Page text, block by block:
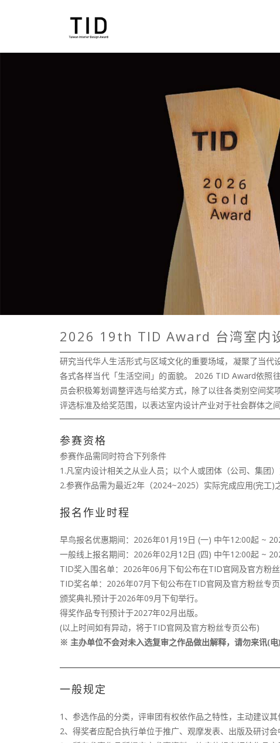
2026 19th TID Award 台湾室内
研究当代华人生活形式与区域文化的重要场域，凝聚了当
各式各样当代「生活空间」的面貌。 2026 TID Award依照
员会积极筹划调整评选与给奖方式，除了以往各类别空间
评选标准及给奖范围，以表达室内设计产业对于社会群体之
参赛资格
参赛作品需同时符合下列条件
1.凡室内设计相关之从业人员；以个人或团体（公司、集团
2.参赛作品需为最近2年（2024~2025）实际完成应用(完工)
报名作业时程
早鸟报名优惠期间：2026年01月19日 (一) 中午12:00起 ~
一般线上报名期间：2026年02月12日 (四) 中午12:00起 ~
TID奖入围名单：2026年06月下旬公布在TID官网及官方粉
TID奖名单：2026年07月下旬公布在TID官网及官方粉丝专页
颁奖典礼预计于2026年09月下旬举行。
得奖作品专刊预计于2027年02月出版。
(以上时间如有异动，将于TID官网及官方粉丝专页公布)
※ 主办单位不会对未入选复审之作品做出解释，请勿来讯(
一般规定
1、参选作品的分类，评审团有权依作品之特性，主动建议其
2、得奖者应配合执行单位于推广、观摩发表、出版及研讨